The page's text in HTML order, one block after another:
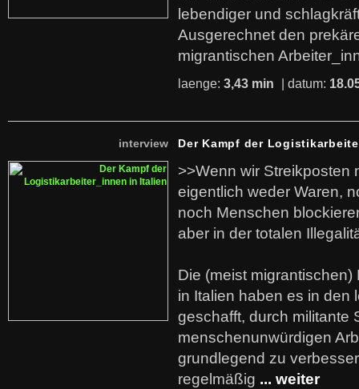
lebendiger und
Ausgerechnet den
migrantischen
laenge: 3,43 min | datum:
interview Der Kampf der
>>Wenn wir Streikposten
eigentlich weder Waren,
noch Menschen
aber in der totalen
Die (meist
in Italien haben es in den
geschafft, durch militante
menschenunwürdigen
grundlegend zu
regelmäßig ... weiter